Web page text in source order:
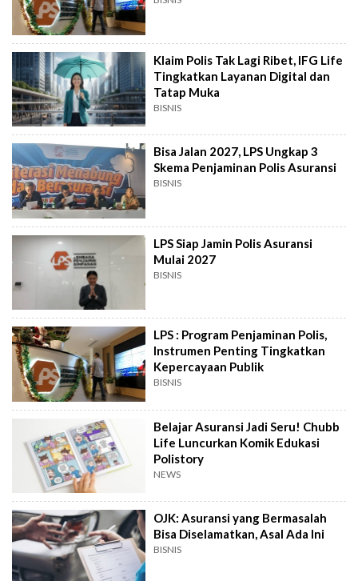
Klaim Polis Tak Lagi Ribet, IFG Life
Tingkatkan Layanan Digital dan
Tatap Muka
BISNIS
Bisa Jalan 2027, LPS Ungkap 3
Skema Penjaminan Polis Asuransi
BISNIS
LPS Siap Jamin Polis Asuransi
Mulai 2027
BISNIS
LPS : Program Penjaminan Polis,
Instrumen Penting Tingkatkan
Kepercayaan Publik
BISNIS
Belajar Asuransi Jadi Seru! Chubb
Life Luncurkan Komik Edukasi
Polistory
NEWS
OJK: Asuransi yang Bermasalah
Bisa Diselamatkan, Asal Ada Ini
BISNIS